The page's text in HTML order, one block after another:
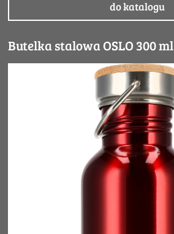
do katalogu
Butelka stalowa OSLO 300 ml